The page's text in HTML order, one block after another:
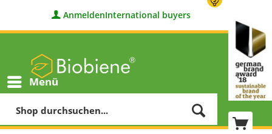
AnmeldenInternational buyers
Menü